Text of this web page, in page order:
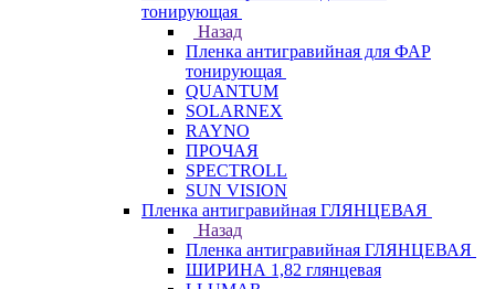
тонирующая
Назад
Пленка антигравийная для ФАР
тонирующая
QUANTUM
SOLARNEX
RAYNO
ПРОЧАЯ
SPECTROLL
SUN VISION
Пленка антигравийная ГЛЯНЦЕВАЯ
Назад
Пленка антигравийная ГЛЯНЦЕВАЯ
ШИРИНА 1,82 глянцевая